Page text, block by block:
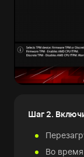
Шаг 2.
Во